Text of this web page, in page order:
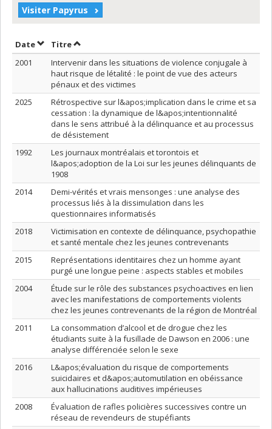
Visiter Papyrus
DateTrier par date en ordre croissant
TitreTrier par titre en ordre croissant
2001
Intervenir dans les situations de violence conjugale à
haut risque de létalité : le point de vue des acteurs
pénaux et des victimes
2025
Rétrospective sur l&apos;implication dans le crime et sa
cessation : la dynamique de l&apos;intentionnalité
dans le sens attribué à la délinquance et au processus
de désistement
1992
Les journaux montréalais et torontois et
l&apos;adoption de la Loi sur les jeunes délinquants de
1908
2014
Demi-vérités et vrais mensonges : une analyse des
processus liés à la dissimulation dans les
questionnaires informatisés
2018
Victimisation en contexte de délinquance, psychopathie
et santé mentale chez les jeunes contrevenants
2015
Représentations identitaires chez un homme ayant
purgé une longue peine : aspects stables et mobiles
2004
Étude sur le rôle des substances psychoactives en lien
avec les manifestations de comportements violents
chez les jeunes contrevenants de la région de Montréal
2011
La consommation d’alcool et de drogue chez les
étudiants suite à la fusillade de Dawson en 2006 : une
analyse différenciée selon le sexe
2016
L&apos;évaluation du risque de comportements
suicidaires et d&apos;automutilation en obéissance
aux hallucinations auditives impérieuses
2008
Évaluation de rafles policières successives contre un
réseau de revendeurs de stupéfiants